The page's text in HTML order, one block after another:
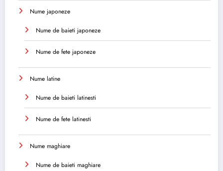
Nume japoneze
Nume de baieti japoneze
Nume de fete japoneze
Nume latine
Nume de baieti latinesti
Nume de fete latinesti
Nume maghiare
Nume de baieti maghiare